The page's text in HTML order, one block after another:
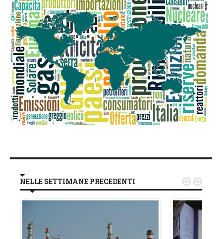
NELLE SETTIMANE PRECEDENTI  